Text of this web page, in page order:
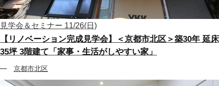
見学会＆セミナー 11/26(日)
【リノベーション完成見学会】＜京都市北区＞築30年 延床
35坪 3階建て「家事・生活がしやすい家」
京都市北区